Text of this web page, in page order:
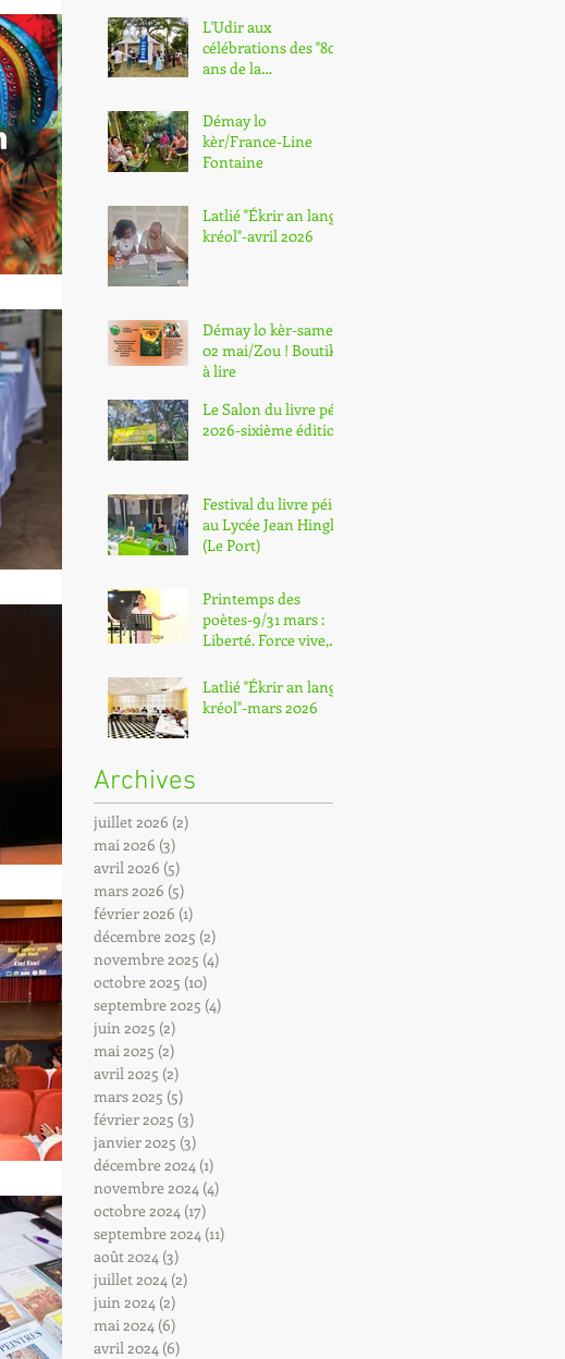
L'Udir aux
célébrations des "80
ans de la
n" de La Réunion
Démay lo
kèr/France-Line
Fontaine
Latlié "Ékrir an lang
kréol"-avril 2026
Démay lo kèr-samedi
02 mai/Zou ! Boutik
à lire
Le Salon du livre péi
2026-sixième édition
Festival du livre péi
au Lycée Jean Hinglo
(Le Port)
Printemps des
poètes-9/31 mars :
Liberté. Force vive,
déclamé par Annie
Darencourt
Latlié "Ékrir an lang
kréol"-mars 2026
Archives
juillet 2026 (2)
mai 2026 (3)
avril 2026 (5)
mars 2026 (5)
février 2026 (1)
décembre 2025 (2)
novembre 2025 (4)
octobre 2025 (10)
septembre 2025 (4)
juin 2025 (2)
mai 2025 (2)
avril 2025 (2)
mars 2025 (5)
février 2025 (3)
janvier 2025 (3)
décembre 2024 (1)
novembre 2024 (4)
octobre 2024 (17)
septembre 2024 (11)
août 2024 (3)
juillet 2024 (2)
juin 2024 (2)
mai 2024 (6)
avril 2024 (6)